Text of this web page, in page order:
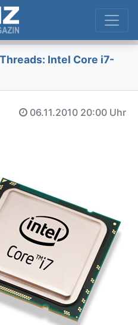
Intel Core i7-
06.11.2010 20:00 Uhr